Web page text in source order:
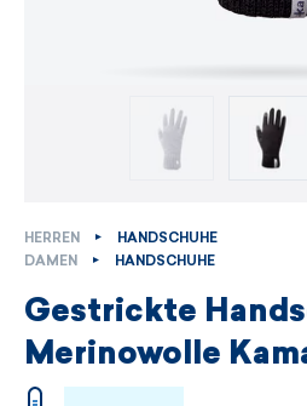
HERREN
HANDSCHUHE
DAMEN
HANDSCHUHE
Gestrickte
Merinowolle